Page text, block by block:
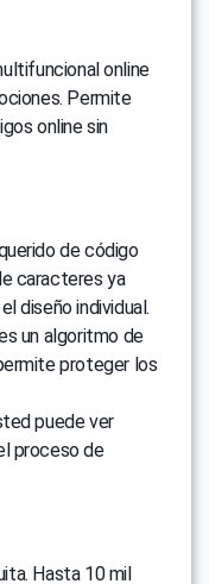
online
Permite
online sin
de código
caracteres ya
diseño individual.
un algoritmo de
proteger los
puede ver
proceso de
Hasta 10 mil